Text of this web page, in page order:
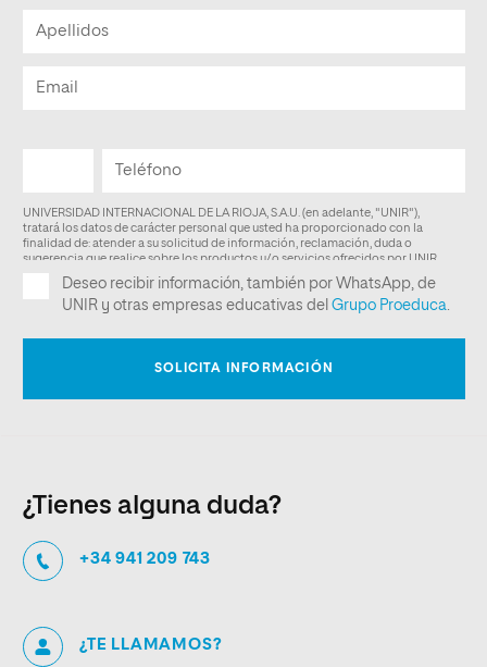
¿Tienes alguna duda?
+34 941 209 743
¿TE LLAMAMOS?